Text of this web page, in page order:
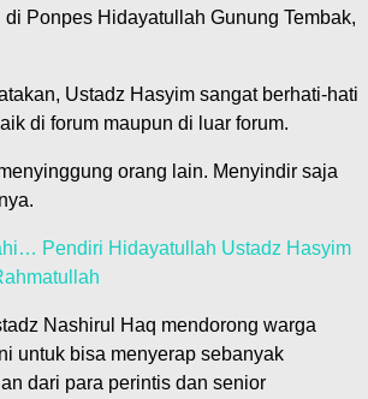
Ponpes Hidayatullah Gunung Tembak,
Ustadz Hasyim sangat berhati-hati
di forum maupun di luar forum.
orang lain. Menyindir saja
Pendiri Hidayatullah Ustadz Hasyim
Nashirul Haq mendorong warga
untuk bisa menyerap sebanyak
dari para perintis dan senior